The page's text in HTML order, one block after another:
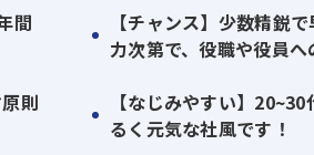
不動産や投資用不動産を探されて
売戸建てのみという特化型不動産会
新築アパート開発・分譲マンショ
間
【チャンス】少数精鋭
力次第で、役職や役員へ
則
【なじみやすい】
るく元気な社風です！